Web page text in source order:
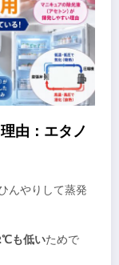
由：エタノ
んやりして蒸発
も低いためで